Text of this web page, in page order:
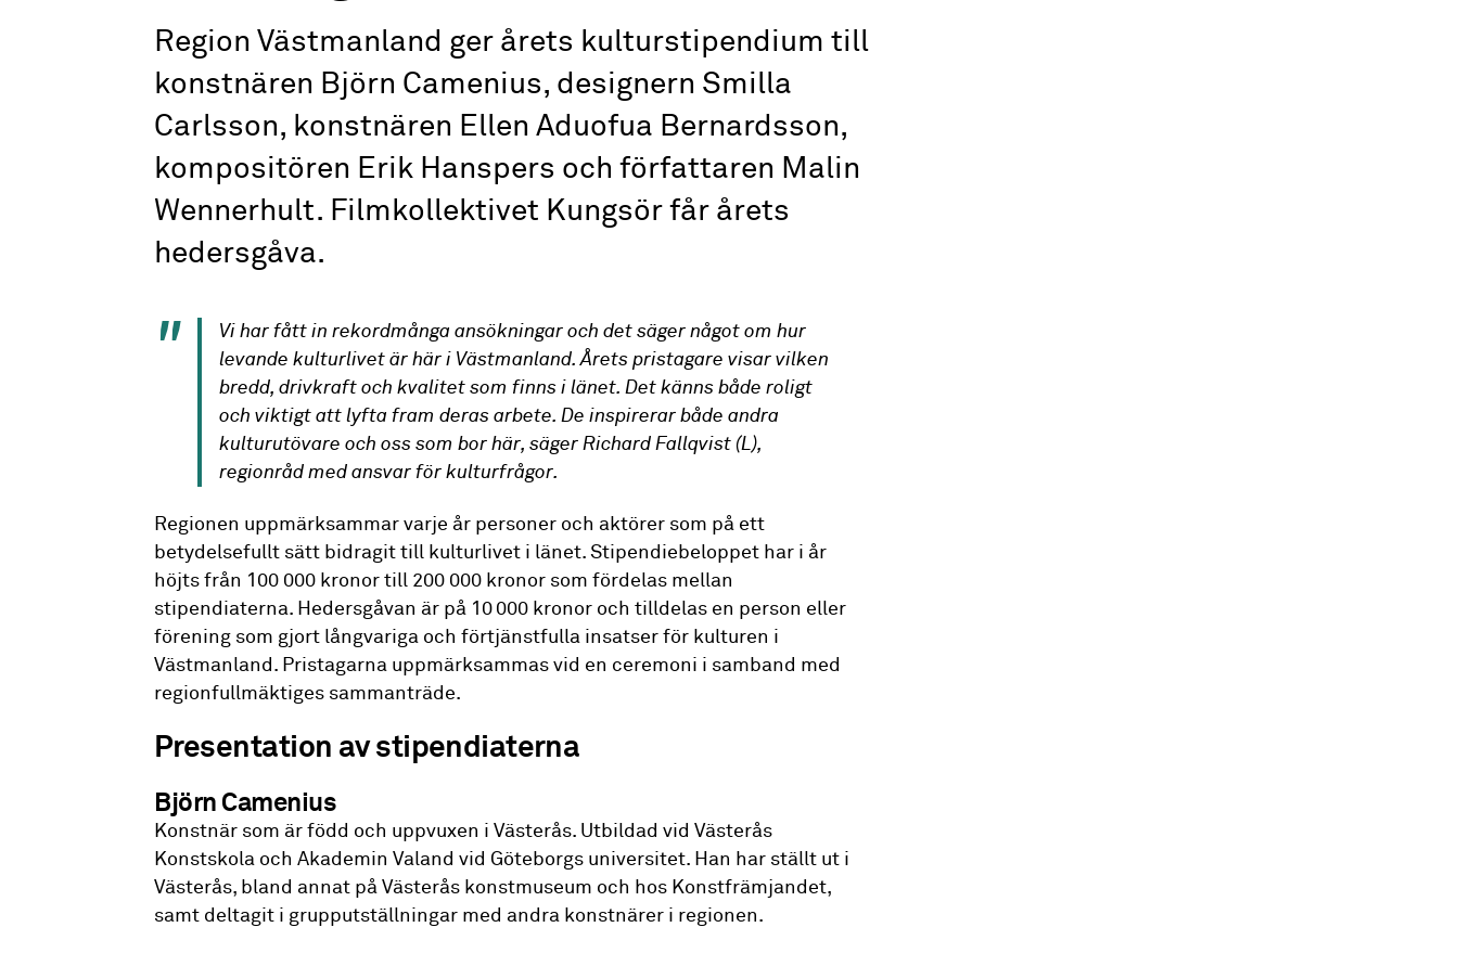
Region Västmanland ger årets kulturstipendium till
konstnären Björn Camenius, designern Smilla
Carlsson, konstnären Ellen Aduofua Bernardsson,
kompositören Erik Hanspers och författaren Malin
Wennerhult. Filmkollektivet Kungsör får årets
hedersgåva.
Vi har fått in rekordmånga ansökningar och det säger något om hur
levande kulturlivet är här i Västmanland. Årets pristagare visar vilken
bredd, drivkraft och kvalitet som finns i länet. Det känns både roligt
och viktigt att lyfta fram deras arbete. De inspirerar både andra
kulturutövare och oss som bor här, säger Richard Fallqvist (L),
regionråd med ansvar för kulturfrågor.
Regionen uppmärksammar varje år personer och aktörer som på ett
betydelsefullt sätt bidragit till kulturlivet i länet. Stipendiebeloppet har i år
höjts från 100 000 kronor till 200 000 kronor som fördelas mellan
stipendiaterna. Hedersgåvan är på 10 000 kronor och tilldelas en person eller
förening som gjort långvariga och förtjänstfulla insatser för kulturen i
Västmanland. Pristagarna uppmärksammas vid en ceremoni i samband med
regionfullmäktiges sammanträde.
Presentation av stipendiaterna
Björn Camenius
Konstnär som är född och uppvuxen i Västerås. Utbildad vid Västerås
Konstskola och Akademin Valand vid Göteborgs universitet. Han har ställt ut i
Västerås, bland annat på Västerås konstmuseum och hos Konstfrämjandet,
samt deltagit i grupputställningar med andra konstnärer i regionen.